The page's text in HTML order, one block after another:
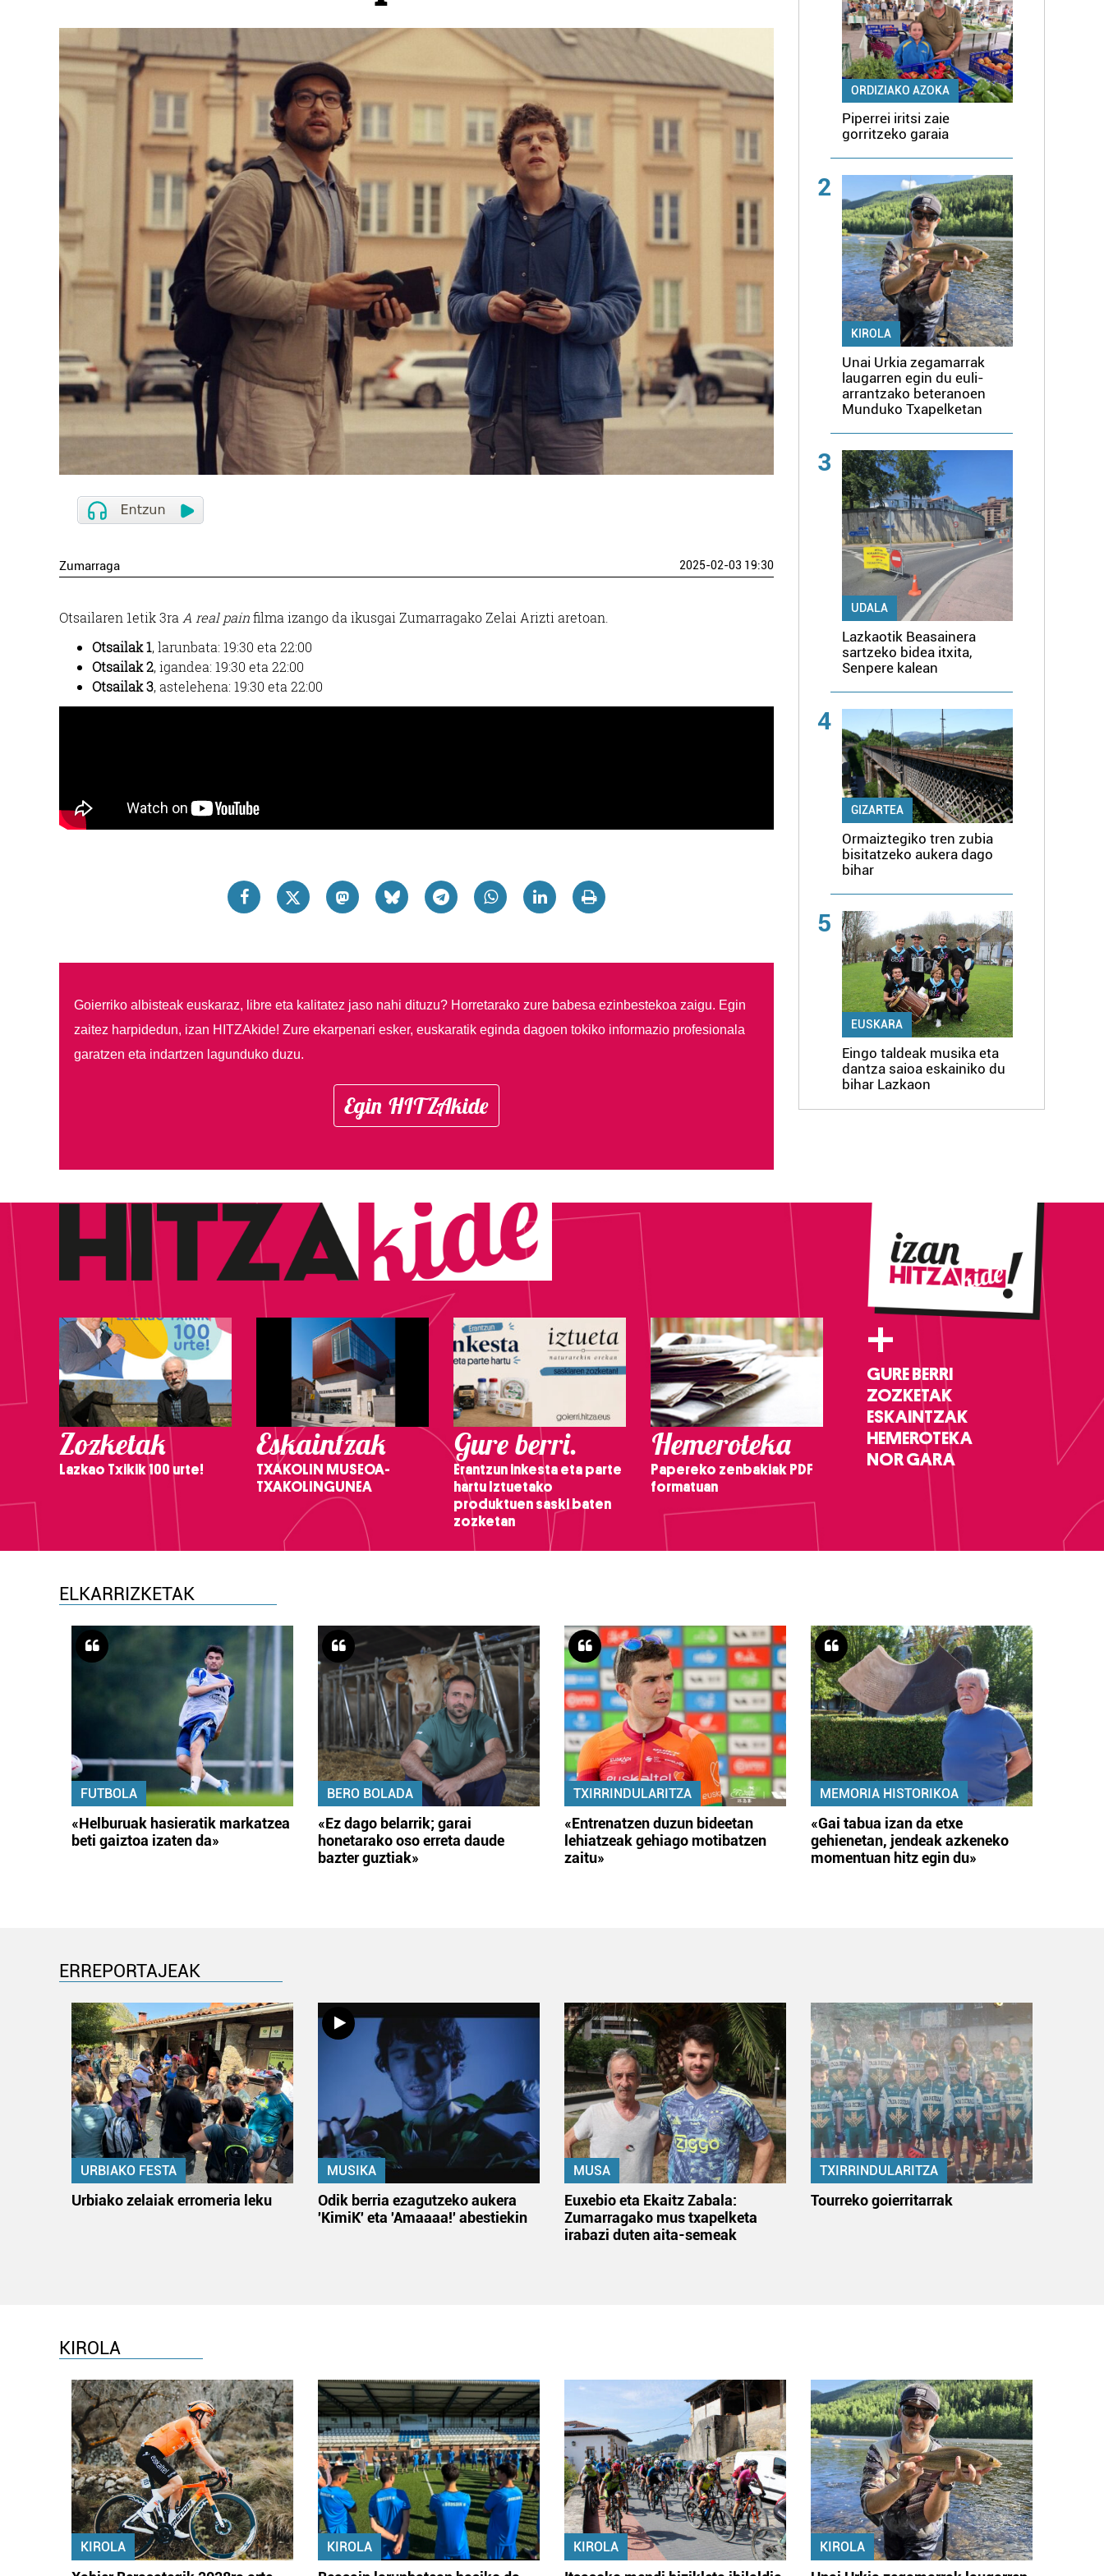
Zumarraga 2025-02-03 19:30
Otsailaren 1etik 3ra A real painfilma izango da ikusgai Zumarragako Zelai Arizti aretoan.
Otsailak 1, larunbata: 19:30 eta 22:00
Otsailak 2, igandea: 19:30 eta 22:00
Otsailak 3, astelehena: 19:30 eta 22:00
Goierriko albisteak euskaraz, libre eta kalitatez jaso nahi dituzu? Horretarako zure babesa ezinbestekoa zaigu. Egin
zaitez harpidedun, izan HITZAkide! Zure ekarpenari esker, euskaratik eginda dagoen tokiko informazio profesionala
garatzen eta indartzen lagunduko duzu.
Egin HITZAkide
ORDIZIAKO AZOKA
Piperrei iritsi zaie
gorritzeko garaia
2
KIROLA
Unai Urkia zegamarrak
laugarren egin du euli-
arrantzako beteranoen
Munduko Txapelketan
3
UDALA
Lazkaotik Beasainera
sartzeko bidea itxita,
Senpere kalean
4
GIZARTEA
Ormaiztegiko tren zubia
bisitatzeko aukera dago
bihar
5
EUSKARA
Eingo taldeak musika eta
dantza saioa eskainiko du
bihar Lazkaon
Zozketak
Lazkao Txikik 100 urte!
Eskaintzak
TXAKOLIN MUSEOA-
TXAKOLINGUNEA
Gure berri.
Erantzun inkesta eta parte
hartu Iztuetako
produktuen saski baten
zozketan
Hemeroteka
Papereko zenbakiak PDF
formatuan
+
GURE BERRI
ZOZKETAK
ESKAINTZAK
HEMEROTEKA
NOR GARA
ELKARRIZKETAK
FUTBOLA
«Helburuak hasieratik markatzea
beti gaiztoa izaten da»
BERO BOLADA
«Ez dago belarrik; garai
honetarako oso erreta daude
bazter guztiak»
TXIRRINDULARITZA
«Entrenatzen duzun bideetan
lehiatzeak gehiago motibatzen
zaitu»
MEMORIA HISTORIKOA
«Gai tabua izan da etxe
gehienetan, jendeak azkeneko
momentuan hitz egin du»
ERREPORTAJEAK
URBIAKO FESTA
Urbiako zelaiak erromeria leku
MUSIKA
Odik berria ezagutzeko aukera
'KimiK' eta 'Amaaaa!' abestiekin
MUSA
Euxebio eta Ekaitz Zabala:
Zumarragako mus txapelketa
irabazi duten aita-semeak
TXIRRINDULARITZA
Tourreko goierritarrak
KIROLA
KIROLA KIROLA KIROLA KIROLA